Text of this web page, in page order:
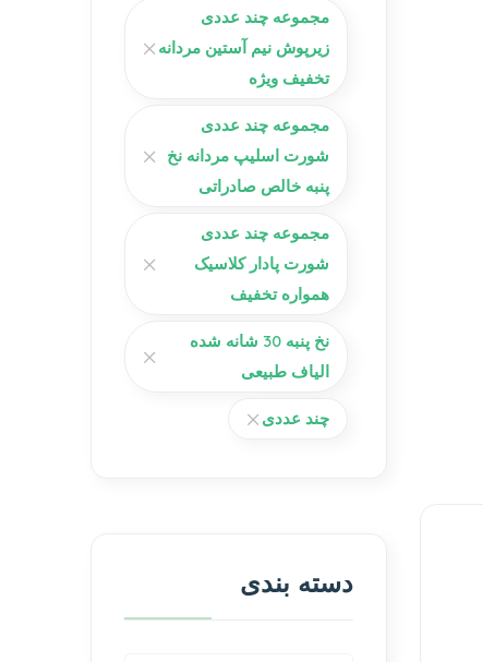
مجموعه چند عددی
زیرپوش نیم آستین مردانه
تخفیف ویژه
مجموعه چند عددی
شورت اسلیپ مردانه نخ
پنبه خالص صادراتی
مجموعه چند عددی
شورت پادار کلاسیک
همواره تخفیف
نخ پنبه 30 شانه شده
الیاف طبیعی
چند عددی
دسته بندی